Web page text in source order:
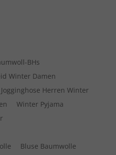
BHs
Winter Damen
Jogginghose Herren Winter
Winter Pyjama
Bluse Baumwolle